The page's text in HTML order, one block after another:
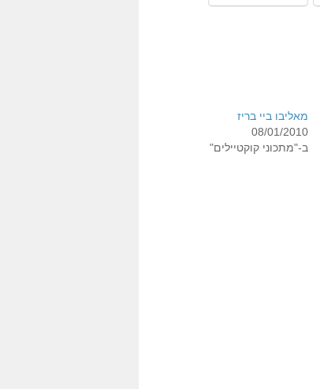
מאליבו ביי בריז
08/01/2010
ב-"מתכוני קוקטיילים"